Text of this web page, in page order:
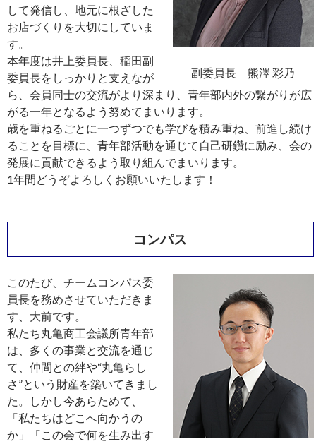
副委員長 熊澤 彩乃
して発信し、地元に根ざした
お店づくりを大切にしていま
す。
本年度は井上委員長、稲田副
委員長をしっかりと支えなが
ら、会員同士の交流がより深まり、青年部内外の繋がりが広
がる一年となるよう努めてまいります。
歳を重ねるごとに一つずつでも学びを積み重ね、前進し続け
ることを目標に、青年部活動を通じて自己研鑽に励み、会の
発展に貢献できるよう取り組んでまいります。
1年間どうぞよろしくお願いいたします！
コンパス
このたび、チームコンパス委
員長を務めさせていただきま
す、大前です。
私たち丸亀商工会議所青年部
は、多くの事業と交流を通じ
て、仲間との絆や“丸亀らし
さ”という財産を築いてきまし
た。しかし今あらためて、
「私たちはどこへ向かうの
か」「この会で何を生み出す